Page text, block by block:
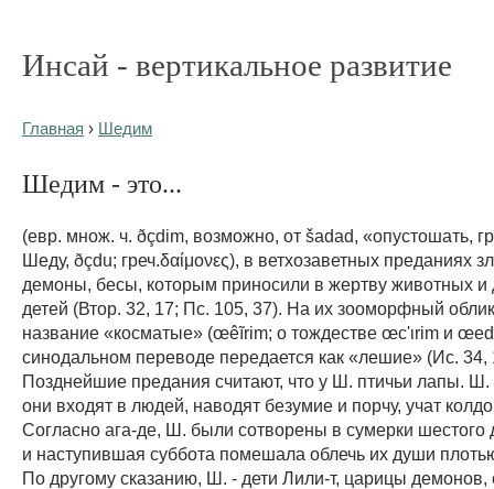
Инсай - вертикальное развитие
Главная › Шедим
Шедим - это...
(евр. множ. ч. ðçdim, возможно, от šadad, «опустошать,
Шеду, ðçdu; греч.δαίμονες), в ветхозаветных преданиях
демоны, бесы, которым приносили в жертву животных и
детей (Втор. 32, 17; Пс. 105, 37). На их зооморфный
название «косматые» (œêĩrim; о тождестве œc'ιrim и
синодальном переводе передается как «лешие» (Ис. 34,
Позднейшие предания считают, что у Ш. птичьи лапы.
они входят в людей, наводят безумие и порчу, учат
Согласно ага-де, Ш. были сотворены в сумерки шестого
и наступившая суббота помешала облечь их души
По другому сказанию, Ш. - дети Лили-т, царицы